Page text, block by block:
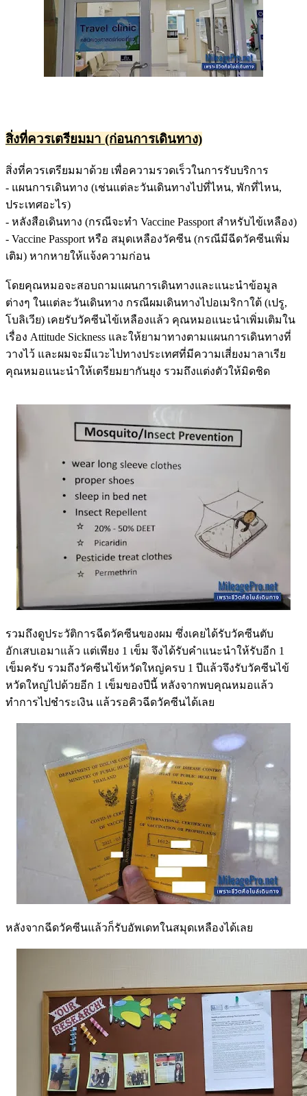
สิ่งที่ควรเตรียมมา (ก่อนการเดินทาง)
สิ่งที่ควรเตรียมมาด้วย เพื่อความรวดเร็วในการรับบริการ
- แผนการเดินทาง (เช่นแต่ละวันเดินทางไปที่ไหน, พักที่ไหน,
ประเทศอะไร)
- หลังสือเดินทาง (กรณีจะทำ Vaccine Passport สำหรับไข้เหลือง)
- Vaccine Passport หรือ สมุดเหลืองวัคซีน (กรณีมีฉีดวัคซีนเพิ่ม
เติม) หากหายให้แจ้งความก่อน
โดยคุณหมอจะสอบถามแผนการเดินทางและแนะนำข้อมูล
ต่างๆ ในแต่ละวันเดินทาง กรณีผมเดินทางไปอเมริกาใต้ (เปรู,
โบลิเวีย) เคยรับวัคซีนไข้เหลืองแล้ว คุณหมอแนะนำเพิ่มเติมใน
เรื่อง Attitude Sickness และให้ยามาทางตามแผนการเดินทางที่
วางไว้ และผมจะมีแวะไปทางประเทศที่มีความเสี่ยงมาลาเรีย
คุณหมอแนะนำให้เตรียมยากันยุง รวมถึงแต่งตัวให้มิดชิด
รวมถึงดูประวัติการฉีดวัคซีนของผม ซึ่งเคยได้รับวัคซีนตับ
อักเสบเอมาแล้ว แต่เพียง 1 เข็ม จึงได้รับคำแนะนำให้รับอีก 1
เข็มครับ รวมถึงวัคซีนไข้หวัดใหญ่ครบ 1 ปีแล้วจึงรับวัคซีนไข้
หวัดใหญ่ไปด้วยอีก 1 เข็มของปีนี้ หลังจากพบคุณหมอแล้ว
ทำการไปชำระเงิน แล้วรอคิวฉีดวัคซีนได้เลย
หลังจากฉีดวัคซีนแล้วก็รับอัพเดทในสมุดเหลืองได้เลย